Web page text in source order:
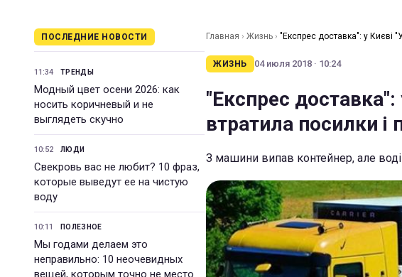
ПОСЛЕДНИЕ НОВОСТИ
11:34 ТРЕНДЫ
Модный цвет осени 2026: как
носить коричневый и не
выглядеть скучно
10:52 ЛЮДИ
Свекровь вас не любит? 10 фраз,
которые выведут ее на чистую
воду
10:11 ПОЛЕЗНОЕ
Мы годами делаем это
неправильно: 10 неочевидных
вещей, которым точно не место
Главная › Жизнь › "Експрес доставка": у Києві
ЖИЗНЬ 04 июля 2018 · 10:24
"Експрес
втратила посилки і
З машини випав контейнер, але